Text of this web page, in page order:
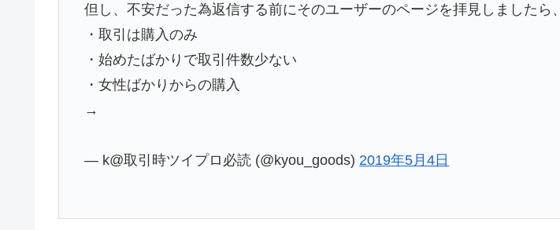
但し、不安だった為返信する前にそのユーザーのページを拝見しましたら、
・取引は購入のみ
・始めたばかりで取引件数少ない
・女性ばかりからの購入
→
— k@取引時ツイプロ必読 (@kyou_goods) 2019年5月4日